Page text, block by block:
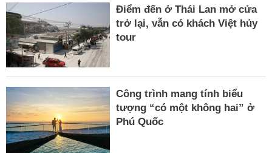
Điểm đến ở Thái Lan mở cửa
trở lại, vẫn có khách Việt hủy
tour
Công trình mang tính biểu
tượng “có một không hai” ở
Phú Quốc